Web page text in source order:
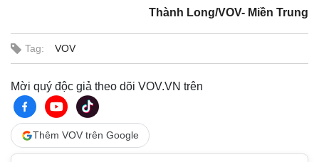
Kinh tế
Bất động sản
Khởi nghiệp
Tiêu dùng
Thành Long/VOV- Miền Trung
Tag: VOV
Mời quý độc giả theo dõi VOV.VN trên
Thêm VOV trên Google